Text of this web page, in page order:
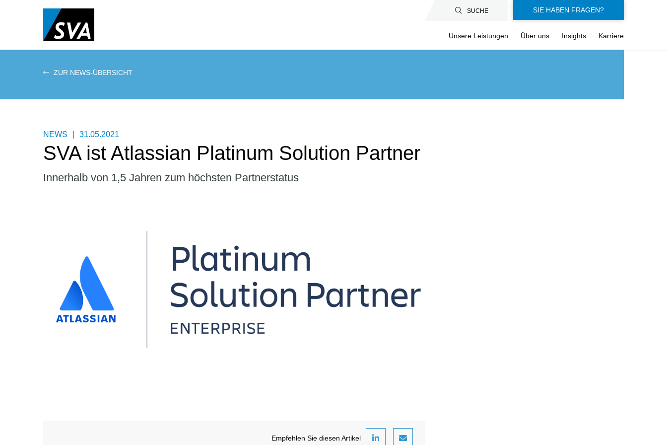
SUCHE SIE HABEN FRAGEN?
Unsere Leistungen Über uns Insights Karriere
ZUR NEWS-ÜBERSICHT
NEWS 31.05.2021
SVA ist Atlassian Platinum Solution Partner
Innerhalb von 1,5 Jahren zum höchsten Partnerstatus
Empfehlen Sie diesen Artikel